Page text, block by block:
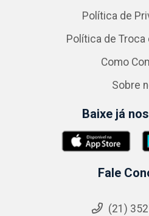
Política de
Política de Troca
Como
Sobre
Baixe já
Fale
(21)